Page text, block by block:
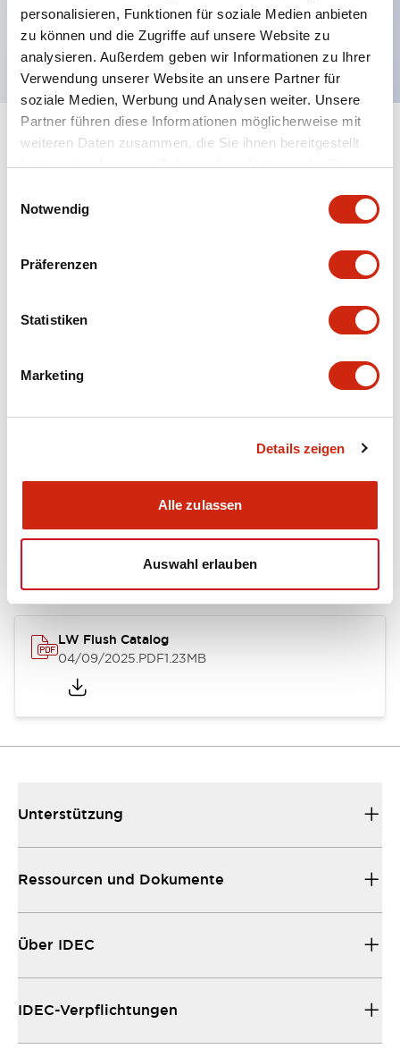
personalisieren, Funktionen für soziale Medien anbieten
zu können und die Zugriffe auf unsere Website zu
analysieren. Außerdem geben wir Informationen zu Ihrer
Verwendung unserer Website an unsere Partner für
soziale Medien, Werbung und Analysen weiter. Unsere
Partner führen diese Informationen möglicherweise mit
weiteren Daten zusammen, die Sie ihnen bereitgestellt
haben oder die sie im Rahmen Ihrer Nutzung der Dienste
Notwendig
Präferenzen
Statistiken
Marketing
Details zeigen
Alle zulassen
Auswahl erlauben
eine hochsichere Stiftzuhaltungsstruktur
Schutzart IP65 (IEC60529)
Spezifikationen Alle erweitern
portion)
Dokumente und Dateien
Kataloge & Broschüren Genehmigungen & Standards
LW Flush Catalog
04/09/2025.PDF1.23MB
Unterstützung
Ressourcen und Dokumente
Über IDEC
IDEC-Verpflichtungen